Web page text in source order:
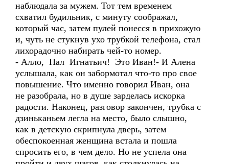
наблюдала за мужем. Тот тем временем
схватил будильник, с минуту соображал,
который час, затем пулей понесся в прихожую
и, чуть не стукнув ухо трубкой телефона, стал
лихорадочно набирать чей-то номер.
- Алло, Пал Игнатьич! Это Иван!- И Алена
услышала, как он забормотал что-то про свое
повышение. Что именно говорил Иван, она
не разобрала, но в душе зарделась искорка
радости. Наконец, разговор закончен, трубка с
дзиньканьем легла на место, было слышно,
как в детскую скрипнула дверь, затем
обеспокоенная женщина встала и пошла
спросить его, в чем дело. Но не успела она